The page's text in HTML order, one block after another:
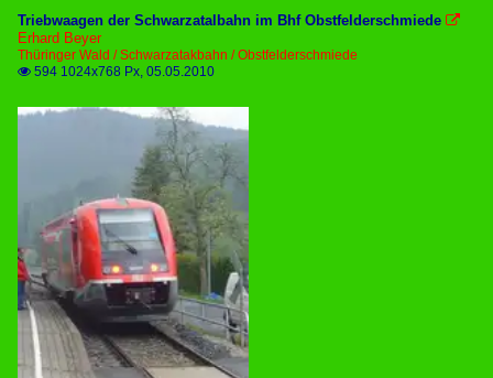
Triebwaagen der Schwarzatalbahn im Bhf Obstfelderschmiede 
Erhard Beyer
Thüringer Wald / Schwarzatakbahn / Obstfelderschmiede
 594 1024x768 Px, 05.05.2010